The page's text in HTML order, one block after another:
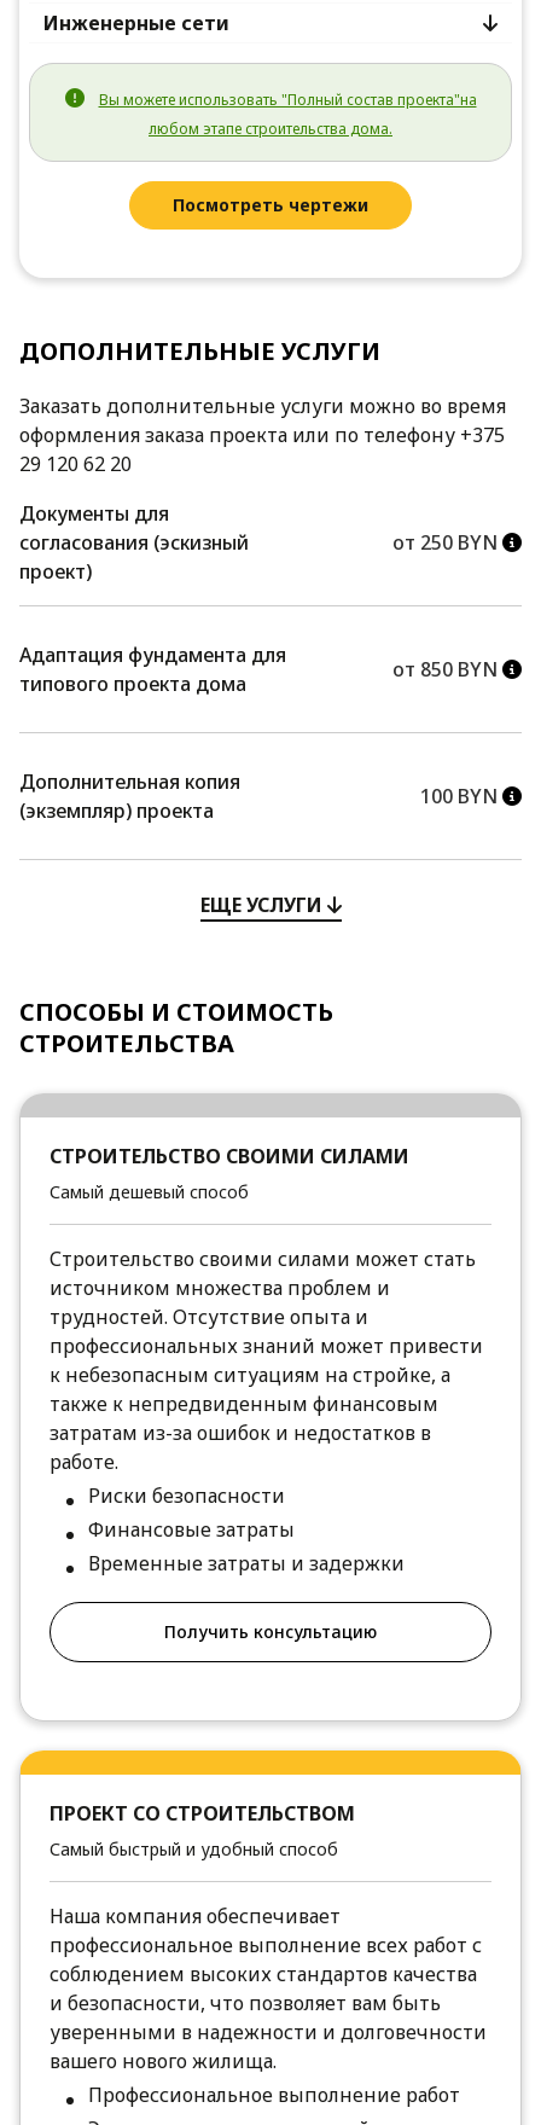
Инженерные сети
Вы можете использовать "Полный состав проекта"на
любом этапе строительства дома.
Посмотреть чертежи
ДОПОЛНИТЕЛЬНЫЕ УСЛУГИ
Заказать дополнительные услуги можно во время
оформления заказа проекта или по телефону +375
29 120 62 20
Документы для
согласования (эскизный
проект)
от 250 BYN
Адаптация фундамента для
типового проекта дома
от 850 BYN
Дополнительная копия
(экземпляр) проекта
100 BYN
ЕЩЕ УСЛУГИ
СПОСОБЫ И СТОИМОСТЬ
СТРОИТЕЛЬСТВА
СТРОИТЕЛЬСТВО СВОИМИ СИЛАМИ
Самый дешевый способ
Строительство своими силами может стать
источником множества проблем и
трудностей. Отсутствие опыта и
профессиональных знаний может привести
к небезопасным ситуациям на стройке, а
также к непредвиденным финансовым
затратам из-за ошибок и недостатков в
работе.
Риски безопасности
Финансовые затраты
Временные затраты и задержки
Получить консультацию
ПРОЕКТ СО СТРОИТЕЛЬСТВОМ
Самый быстрый и удобный способ
Наша компания обеспечивает
профессиональное выполнение всех работ с
соблюдением высоких стандартов качества
и безопасности, что позволяет вам быть
уверенными в надежности и долговечности
вашего нового жилища.
Профессиональное выполнение работ